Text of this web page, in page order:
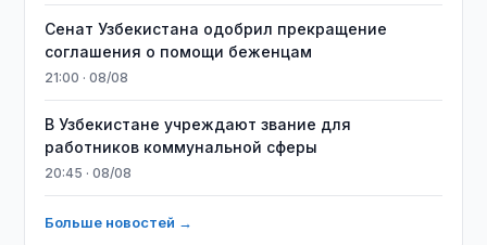
Сенат Узбекистана одобрил прекращение
соглашения о помощи беженцам
21:00 · 08/08
В Узбекистане учреждают звание для
работников коммунальной сферы
20:45 · 08/08
Больше новостей →